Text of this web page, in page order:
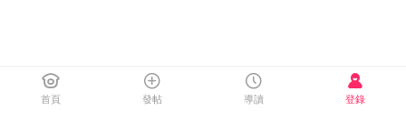
首頁 發帖 導讀 登錄